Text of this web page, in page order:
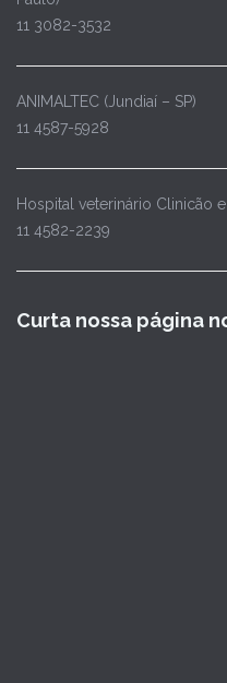
11 3082-3532
ANIMALTEC (Jundiaí – SP)
11 4587-5928
Hospital veterinário Clinicão
11 4582-2239
Curta nossa página